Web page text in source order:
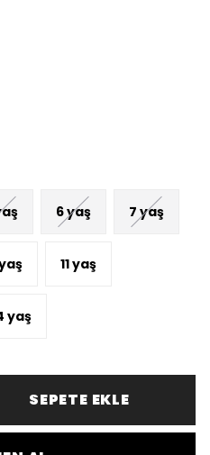
6 yaş 7 yaş
11 yaş
yaş
SEPETE EKLE